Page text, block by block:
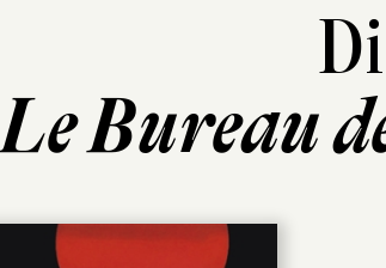
Le Bureau